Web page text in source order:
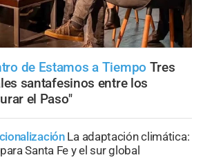
de Estamos a Tiempo Tres
santafesinos entre los
el Paso"
La adaptación climática:
Santa Fe y el sur global